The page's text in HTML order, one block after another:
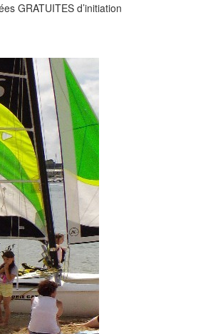
GRATUITES d’initiation